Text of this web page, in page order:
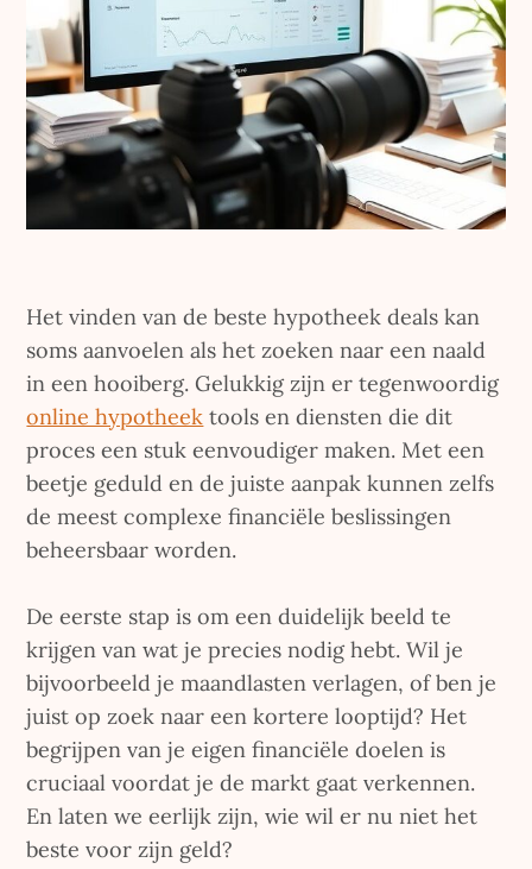
Het vinden van de beste hypotheek deals kan
soms aanvoelen als het zoeken naar een naald
in een hooiberg. Gelukkig zijn er tegenwoordig
online hypotheek tools en diensten die dit
proces een stuk eenvoudiger maken. Met een
beetje geduld en de juiste aanpak kunnen zelfs
de meest complexe financiële beslissingen
beheersbaar worden.
De eerste stap is om een duidelijk beeld te
krijgen van wat je precies nodig hebt. Wil je
bijvoorbeeld je maandlasten verlagen, of ben je
juist op zoek naar een kortere looptijd? Het
begrijpen van je eigen financiële doelen is
cruciaal voordat je de markt gaat verkennen.
En laten we eerlijk zijn, wie wil er nu niet het
beste voor zijn geld?